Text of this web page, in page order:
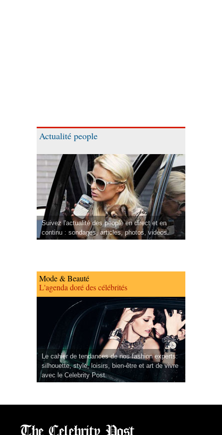
Actualité people
Suivez l'actualité des people en direct et en
continu : sondages, articles, photos, vidéos.
Mode & Beauté
L'agenda doré des célébrités
Le cahier de tendances de nos fashion experts:
silhouette, style, loisirs, bien-être et art de vivre
avec le Celebrity Post.